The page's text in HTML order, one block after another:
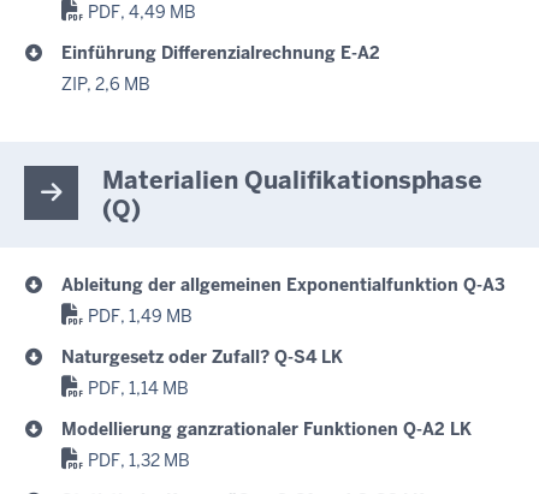
PDF, 4,49 MB
Einführung Differenzialrechnung E-A2
ZIP, 2,6 MB
Materialien Qualifikationsphase
(Q)
Ableitung der allgemeinen Exponentialfunktion Q-A3
PDF, 1,49 MB
Naturgesetz oder Zufall? Q-S4 LK
PDF, 1,14 MB
Modellierung ganzrationaler Funktionen Q-A2 LK
PDF, 1,32 MB